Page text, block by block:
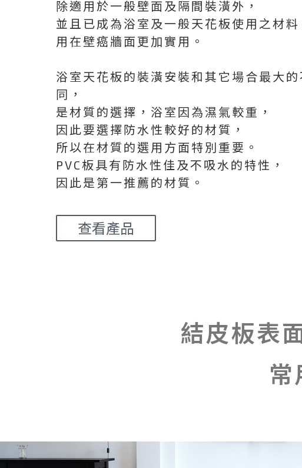
除適用於一般壁面及隔間裝潢外，
並且已成為浴室及一般天花板使用之材料
用在壁癌牆面更加實用。
浴室天花板的裝潢安裝和其它場合最大的
同，
是材質的選擇，浴室因為濕氣較重，
因此要選擇防水性較好的材質，
所以在材質的選用方面特別重要。
PVC板具有防水性佳及不吸水的特性，
因此是第一推薦的材質。
查看產品
結皮板表
常